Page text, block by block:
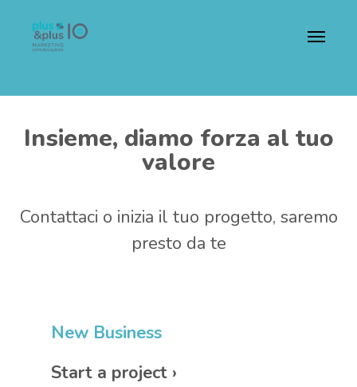
Menu
Insieme, diamo forza al tuo
valore
Contattaci o inizia il tuo progetto, saremo
presto da te
New Business
Start a project ›